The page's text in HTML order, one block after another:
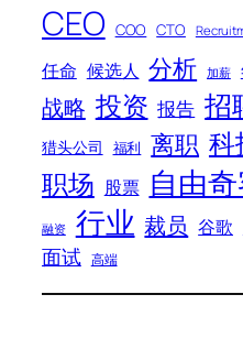
CEO COO CTO
任命 候选人 分析 加薪
战略 投资 报告 招
猎头公司 福利 离职 科
职场 股票 自由
融资 行业 裁员 谷歌
面试 高端